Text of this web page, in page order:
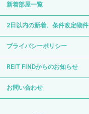
新着部屋一覧
2日以内の新着、条件改定物件
プライバシーポリシー
REIT FINDからのお知らせ
お問い合わせ